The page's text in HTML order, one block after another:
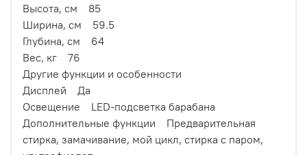
Высота, см 85
Ширина, см 59.5
Глубина, см 64
Вес, кг 76
Другие функции и особенности
Дисплей Да
Освещение LED-подсветка барабана
Дополнительные функции Предварительная
стирка, замачивание, мой цикл, стирка с паром,